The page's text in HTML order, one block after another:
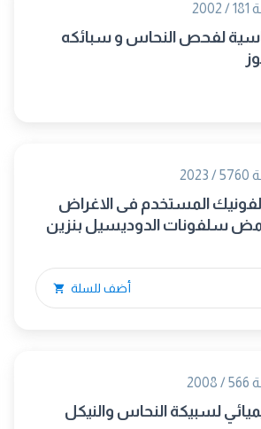
لفحص النحاس و سبائكه
حمض السلفونيك المستخدم فى الاغراض
سلفونات الدوديسيل بنزين
أضف للسلة
لسبيكة النحاس والنيكل